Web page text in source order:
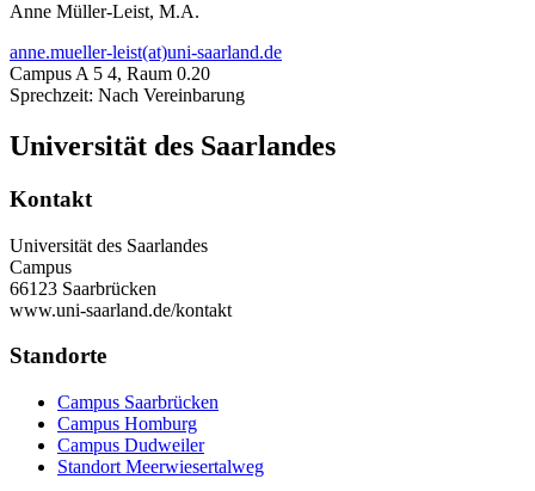
Anne Müller-Leist, M.A.
anne.mueller-leist(at)uni-saarland.de
Campus A 5 4, Raum 0.20
Sprechzeit: Nach Vereinbarung
Universität des Saarlandes
Kontakt
Universität des Saarlandes
Campus
66123 Saarbrücken
www.uni-saarland.de/kontakt
Standorte
Campus Saarbrücken
Campus Homburg
Campus Dudweiler
Standort Meerwiesertalweg